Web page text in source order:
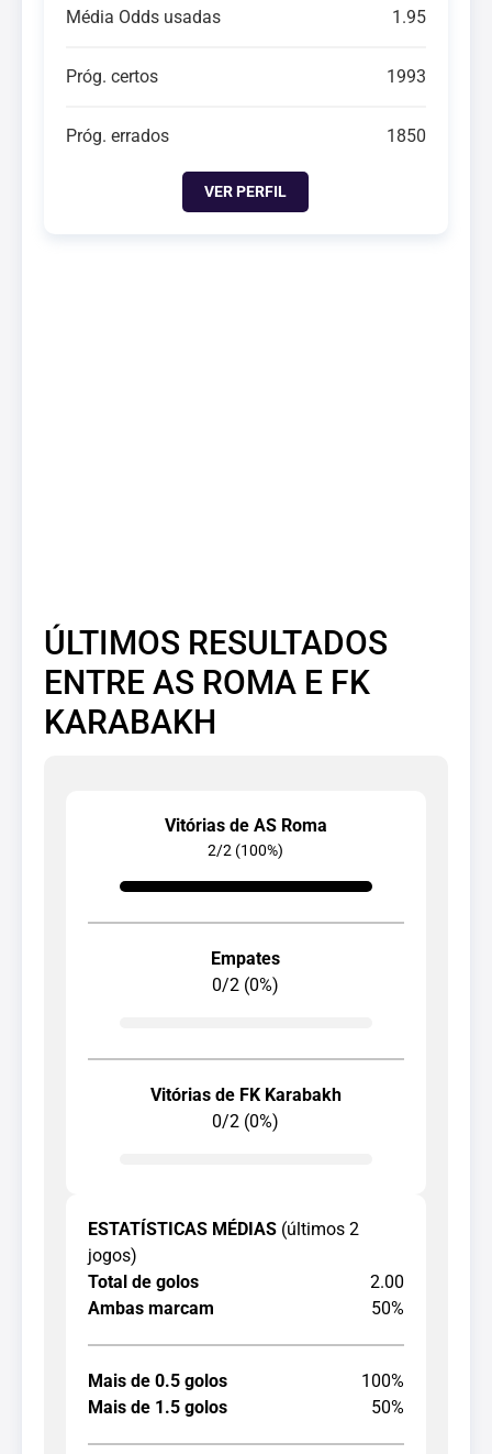
Média Odds usadas 1.95
Próg. certos 1993
Próg. errados 1850
VER PERFIL
ÚLTIMOS RESULTADOS
ENTRE AS ROMA E FK
KARABAKH
Vitórias de AS Roma
2/2 (100%)
Empates
0/2 (0%)
Vitórias de FK Karabakh
0/2 (0%)
ESTATÍSTICAS MÉDIAS (últimos 2
jogos)
Total de golos
2.00
Ambas marcam
50%
Mais de 0.5 golos
100%
Mais de 1.5 golos
50%